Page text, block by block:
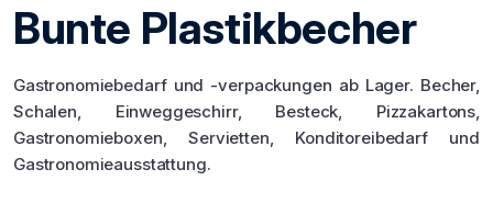
Bunte Plastikbecher
Gastronomiebedarf und -verpackungen ab Lager. Becher,
Schalen, Einweggeschirr, Besteck, Pizzakartons,
Gastronomieboxen, Servietten, Konditoreibedarf und
Gastronomieausstattung.